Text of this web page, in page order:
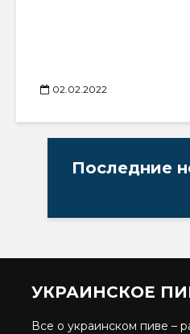
02.02.2022
Последние
УКРАИНСКОЕ
Все о украинском пиве –